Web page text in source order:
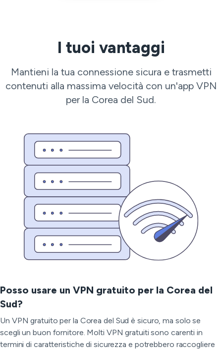
I tuoi vantaggi
Mantieni la tua connessione sicura e trasmetti
contenuti alla massima velocità con un'app VPN
per la Corea del Sud.
Posso usare un VPN gratuito per la Corea del
Sud?
Un VPN gratuito per la Corea del Sud è sicuro, ma solo se
scegli un buon fornitore. Molti VPN gratuiti sono carenti in
termini di caratteristiche di sicurezza e potrebbero raccogliere